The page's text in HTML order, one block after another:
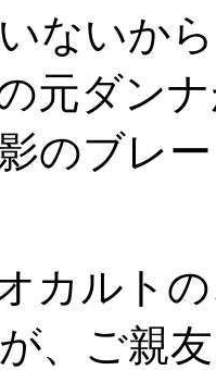
ないか
元ダン
のブレ
カルト
、ご親